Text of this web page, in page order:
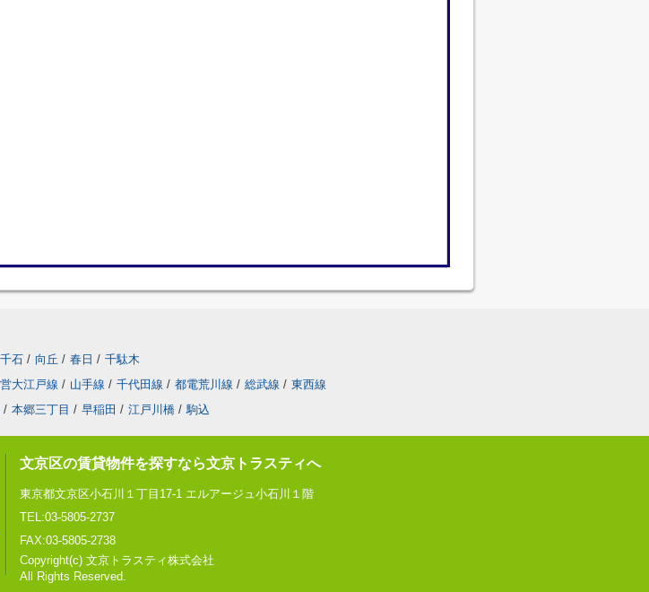
千石 / 向丘 / 春日 / 千駄木
大江戸線 / 山手線 / 千代田線 / 都電荒川線 / 総武線 / 東西線
/ 本郷三丁目 / 早稲田 / 江戸川橋 / 駒込
文京区の賃貸物件を探すなら文京トラスティへ
東京都文京区小石川１丁目17-1 エルアージュ小石川１階
TEL:03-5805-2737
FAX:03-5805-2738
Copyright(c) 文京トラスティ株式会社
All Rights Reserved.